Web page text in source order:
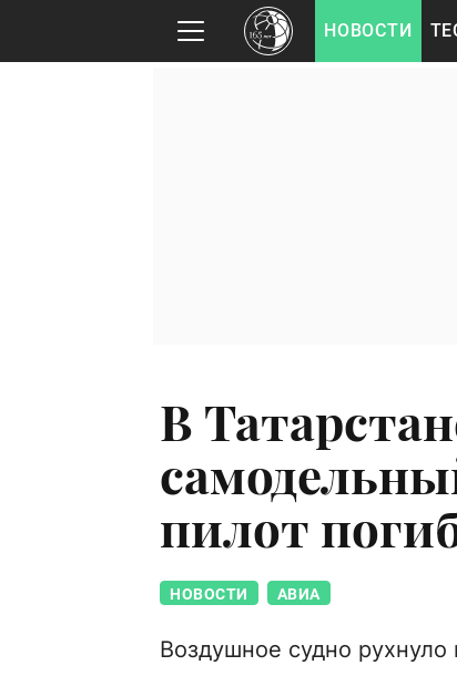
НОВОСТИ
В
пилот
НОВОСТИ АВИА
Воздушное судно